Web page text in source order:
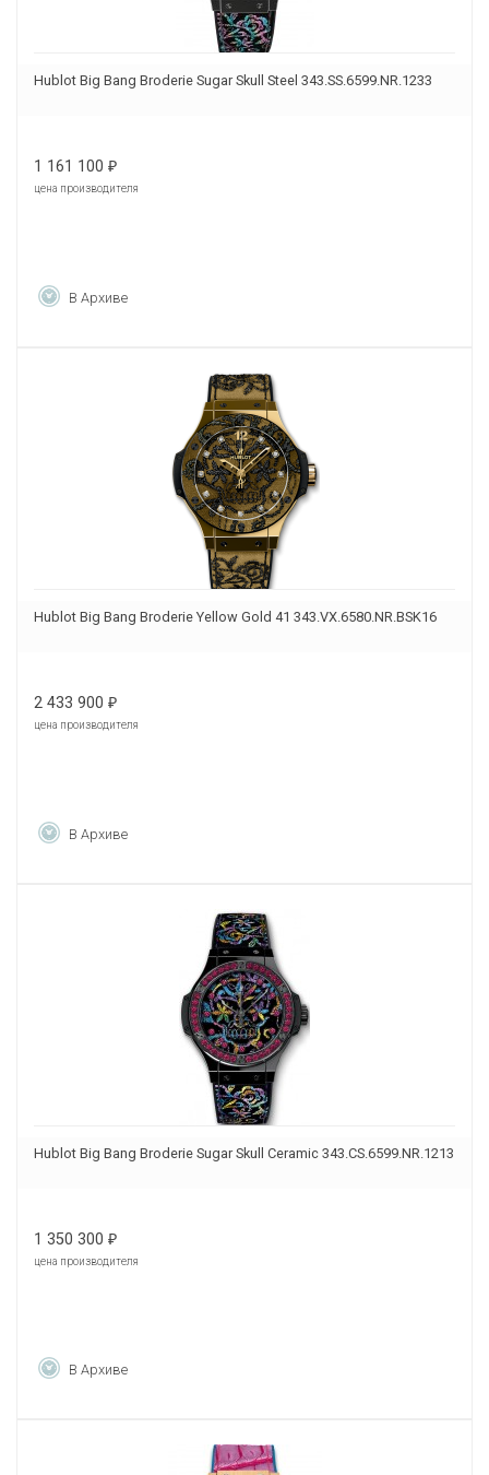
Hublot Big Bang Broderie Sugar Skull Steel 343.SS.6599.NR.1233
1 161 100 ₽
цена производителя
В Архиве
Hublot Big Bang Broderie Yellow Gold 41 343.VX.6580.NR.BSK16
2 433 900 ₽
цена производителя
В Архиве
Hublot Big Bang Broderie Sugar Skull Ceramic 343.CS.6599.NR.1213
1 350 300 ₽
цена производителя
В Архиве